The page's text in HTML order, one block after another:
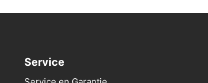
Service